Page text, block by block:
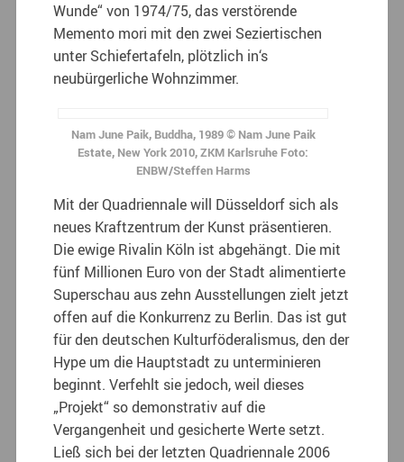
Wunde“ von 1974/75, das verstörende
Memento mori mit den zwei Seziertischen
unter Schiefertafeln, plötzlich in‘s
neubürgerliche Wohnzimmer.
Nam June Paik, Buddha, 1989 © Nam June Paik
Estate, New York 2010, ZKM Karlsruhe Foto:
ENBW/Steffen Harms
Mit der Quadriennale will Düsseldorf sich als
neues Kraftzentrum der Kunst präsentieren.
Die ewige Rivalin Köln ist abgehängt. Die mit
fünf Millionen Euro von der Stadt alimentierte
Superschau aus zehn Ausstellungen zielt jetzt
offen auf die Konkurrenz zu Berlin. Das ist gut
für den deutschen Kulturföderalismus, den der
Hype um die Hauptstadt zu unterminieren
beginnt. Verfehlt sie jedoch, weil dieses
„Projekt“ so demonstrativ auf die
Vergangenheit und gesicherte Werte setzt.
Ließ sich bei der letzten Quadriennale 2006